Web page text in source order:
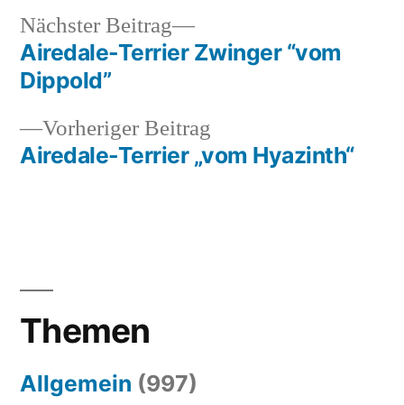
Beitragsnavigation
Vorheriger Beitrag
Beitrag:
Airedale-Terrier „vom Hyazinth“
Nächster Beitrag
Nächster
Beitrag:
Airedale-Terrier Zwinger “vom
Dippold”
Themen
Allgemein (997)